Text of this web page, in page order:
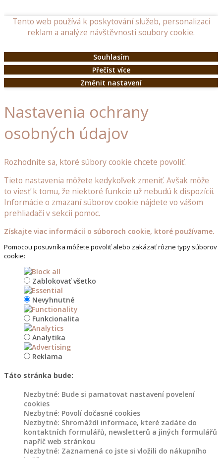
doplňky
poklopy
Dřevěné
budky
krmítka
ptáčky
dřevěné
doplňky
do
zahrady
Dřevěné
stojany
květináče
Dřevořezba
zahrady
Květináče
záhony
Dřevěné
květináče
do
zahrady
Květináče
z
kmenů
Tento web používá k poskytování služeb, personalizaci
reklam a analýze návštěvnosti soubory cookie.
Souhlasím
Přečíst více
Změnit nastavení
Nastavenia ochrany
osobných údajov
Rozhodnite sa, ktoré súbory cookie chcete povoliť.
Tieto nastavenia môžete kedykoľvek zmeniť. Avšak môže
to viesť k tomu, že niektoré funkcie už nebudú k dispozícii.
Informácie o zmazaní súborov cookie nájdete vo vášom
prehliadači v sekcii pomoc.
Získajte viac informácií o súboroch cookie, ktoré používame.
Pomocou posuvníka môžete povoliť alebo zakázať rôzne typy súborov
cookie:
Zablokovať všetko
Nevyhnutné
Funkcionalita
Analytika
Reklama
Táto stránka bude:
Nezbytné: Bude si pamatovat nastavení povelení
cookies
Nezbytné: Povolí dočasné cookies
Nezbytné: Shromáždí informace, které zadáte do
kontaktních formulářů, newsletterů a jiných formulářů
napříč web stránkou
Nezbytné: Zaznamená co jste si vložili do nákupního